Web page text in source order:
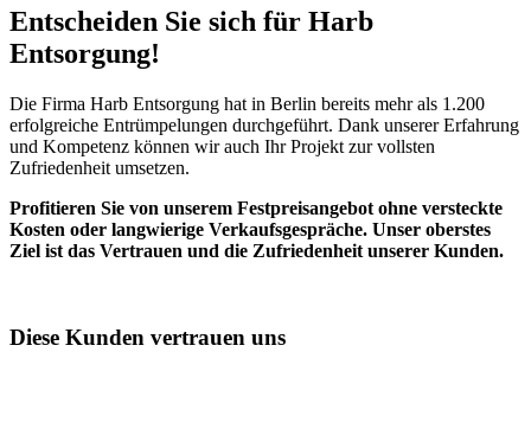
Entscheiden Sie sich für Harb
Entsorgung!​
Die Firma Harb Entsorgung hat in Berlin bereits mehr als 1.200
erfolgreiche Entrümpelungen durchgeführt. Dank unserer Erfahrung
und Kompetenz können wir auch Ihr Projekt zur vollsten
Zufriedenheit umsetzen.
Profitieren Sie von unserem Festpreisangebot ohne versteckte
Kosten oder langwierige Verkaufsgespräche. Unser oberstes
Ziel ist das Vertrauen und die Zufriedenheit unserer Kunden.
Diese Kunden vertrauen uns